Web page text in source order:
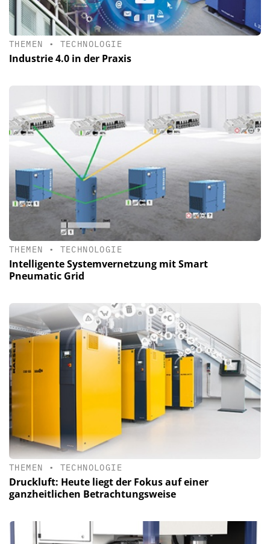
THEMEN • TECHNOLOGIE
Industrie 4.0 in der Praxis
THEMEN • TECHNOLOGIE
Intelligente Systemvernetzung mit Smart
Pneumatic Grid
THEMEN • TECHNOLOGIE
Druckluft: Heute liegt der Fokus auf einer
ganzheitlichen Betrachtungsweise